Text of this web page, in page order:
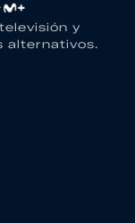
y
alternativos.